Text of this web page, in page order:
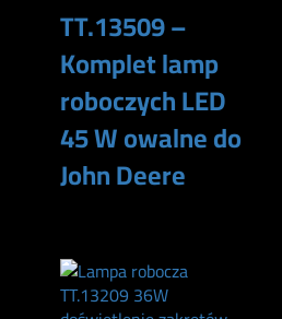
TT.13509 –
Komplet lamp
roboczych LED
45 W owalne do
John Deere